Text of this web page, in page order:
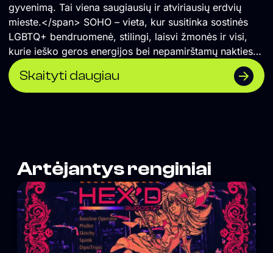
gyvenimą. Tai viena saugiausių ir atviriausių erdvių
mieste.</span> SOHO – vieta, kur susitinka sostinės
LGBTQ+ bendruomenė, stilingi, laisvi žmonės ir visi,
kurie ieško geros energijos bei nepamirštamų nakties
akimirkų.
Skaityti daugiau
Artėjantys renginiai